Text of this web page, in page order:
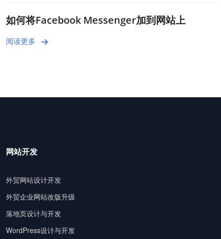
如何将Facebook Messenger加到网站上
阅读更多
网站开发
外贸网站设计开发
外贸企业网站改版升级
落地页设计与开发
WordPress设计与开发